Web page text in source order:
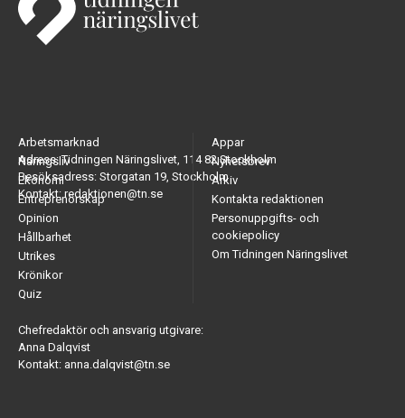
Adress: Tidningen Näringslivet, 114 82 Stockholm
Besöksadress: Storgatan 19, Stockholm
Kontakt: redaktionen@tn.se
Arbetsmarknad
Näringsliv
Ekonomi
Entreprenörskap
Opinion
Hållbarhet
Utrikes
Krönikor
Quiz
Appar
Nyhetsbrev
Arkiv
Kontakta redaktionen
Personuppgifts- och
cookiepolicy
Om Tidningen Näringslivet
Chefredaktör och ansvarig utgivare:
Anna Dalqvist
Kontakt: anna.dalqvist@tn.se